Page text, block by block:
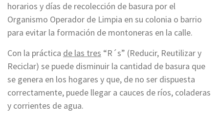
horarios y días de recolección de basura por el
Organismo Operador de Limpia en su colonia o barrio
para evitar la formación de montoneras en la calle.
Con la práctica de las tres “R´s” (Reducir, Reutilizar y
Reciclar) se puede disminuir la cantidad de basura que
se genera en los hogares y que, de no ser dispuesta
correctamente, puede llegar a cauces de ríos, coladeras
y corrientes de agua.